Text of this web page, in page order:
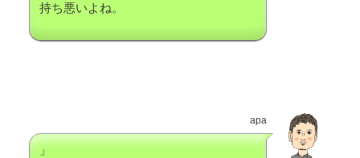
持ち悪いよね。
apa
」